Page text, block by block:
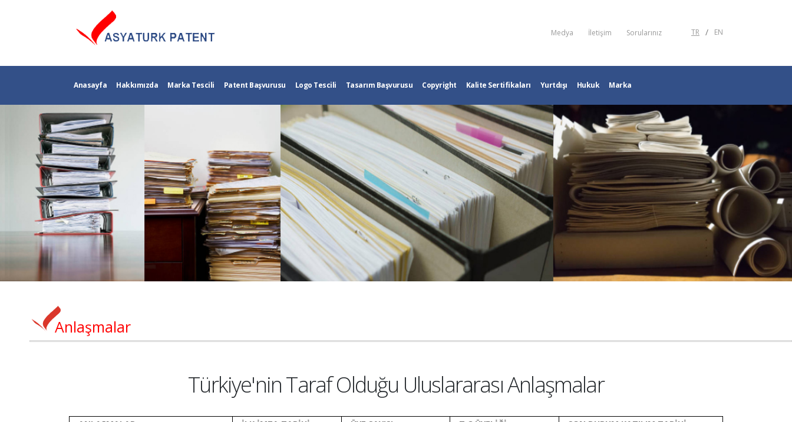
Medya İletişim Sorularınız TR / EN
Anasayfa Hakkımızda Marka Tescili Patent Başvurusu Logo Tescili Tasarım Başvurusu Copyright Kalite Sertifikaları Yurtdışı Hukuk Marka
Anlaşmalar
Türkiye'nin Taraf Olduğu Uluslararası Anlaşmalar